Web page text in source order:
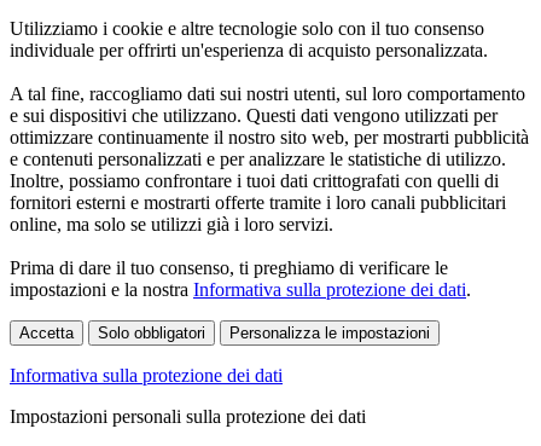
Utilizziamo i cookie e altre tecnologie solo con il tuo consenso
individuale per offrirti un'esperienza di acquisto personalizzata.
A tal fine, raccogliamo dati sui nostri utenti, sul loro comportamento
e sui dispositivi che utilizzano. Questi dati vengono utilizzati per
ottimizzare continuamente il nostro sito web, per mostrarti pubblicità
e contenuti personalizzati e per analizzare le statistiche di utilizzo.
Inoltre, possiamo confrontare i tuoi dati crittografati con quelli di
fornitori esterni e mostrarti offerte tramite i loro canali pubblicitari
online, ma solo se utilizzi già i loro servizi.
Prima di dare il tuo consenso, ti preghiamo di verificare le
impostazioni e la nostra Informativa sulla protezione dei dati.
Accetta Solo obbligatori Personalizza le impostazioni
Informativa sulla protezione dei dati
Impostazioni personali sulla protezione dei dati